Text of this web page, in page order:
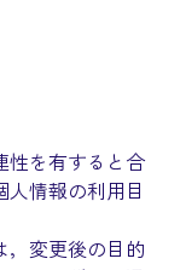
性を有すると合
情報の利用目
，変更後の目的